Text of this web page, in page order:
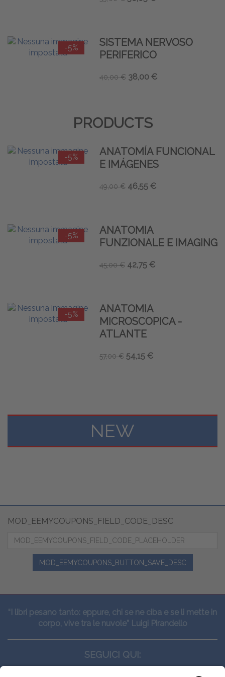
-5%
SISTEMA NERVOSO
PERIFERICO
40,00 € 38,00 €
PRODUCTS
-5%
ANATOMÍA FUNCIONAL
E IMÁGENES
49,00 € 46,55 €
-5%
ANATOMIA
FUNZIONALE E IMAGING
45,00 € 42,75 €
-5%
ANATOMIA
MICROSCOPICA -
ATLANTE
57,00 € 54,15 €
NEW
MOD_EEMYCOUPONS_FIELD_CODE_DESC
MOD_EEMYCOUPONS_BUTTON_SAVE_DESC
“I libri pesano tanto: eppure, chi se ne ciba e se li mette in
corpo, vive tra le nuvole” Luigi Pirandello
SEGUICI QUI: